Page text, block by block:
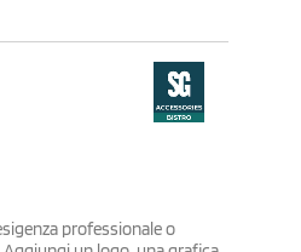
professionale o